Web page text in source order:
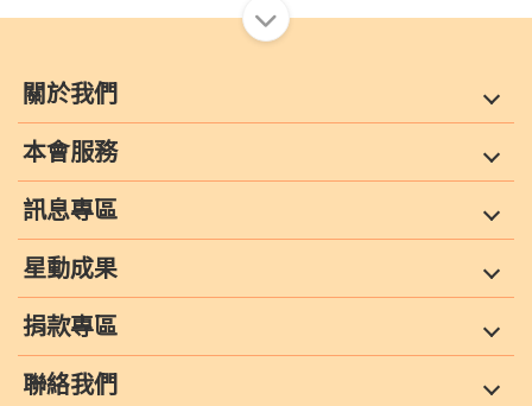
關於我們
本會服務
訊息專區
星動成果
捐款專區
聯絡我們